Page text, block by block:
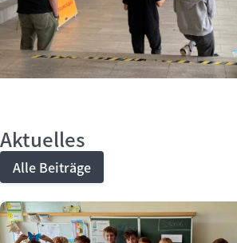
Aktuelles
Alle Beiträge